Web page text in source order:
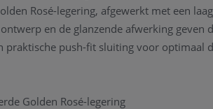
Rosé-legering, afgewerkt met een
en de glanzende afwerking geven
praktische push-fit sluiting voor optimaal
Golden Rosé-legering